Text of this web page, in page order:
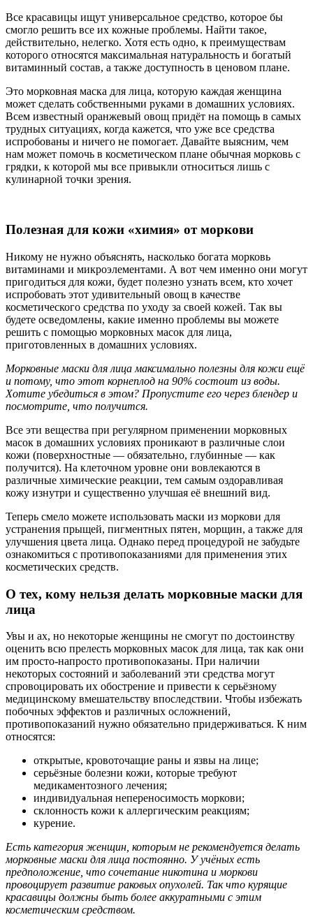
Все красавицы ищут универсальное средство, которое бы
смогло решить все их кожные проблемы. Найти такое,
действительно, нелегко. Хотя есть одно, к преимуществам
которого относятся максимальная натуральность и богатый
витаминный состав, а также доступность в ценовом плане.
Это морковная маска для лица, которую каждая женщина
может сделать собственными руками в домашних условиях.
Всем известный оранжевый овощ придёт на помощь в самых
трудных ситуациях, когда кажется, что уже все средства
испробованы и ничего не помогает. Давайте выясним, чем
нам может помочь в косметическом плане обычная морковь с
грядки, к которой мы все привыкли относиться лишь с
кулинарной точки зрения.
Полезная для кожи «химия» от моркови
Никому не нужно объяснять, насколько богата морковь
витаминами и микроэлементами. А вот чем именно они могут
пригодиться для кожи, будет полезно узнать всем, кто хочет
испробовать этот удивительный овощ в качестве
косметического средства по уходу за своей кожей. Так вы
будете осведомлены, какие именно проблемы вы можете
решить с помощью морковных масок для лица,
приготовленных в домашних условиях.
Морковные маски для лица максимально полезны для кожи ещё
и потому, что этот корнеплод на 90% состоит из воды.
Хотите убедиться в этом? Пропустите его через блендер и
посмотрите, что получится.
Все эти вещества при регулярном применении морковных
масок в домашних условиях проникают в различные слои
кожи (поверхностные — обязательно, глубинные — как
получится). На клеточном уровне они вовлекаются в
различные химические реакции, тем самым оздоравливая
кожу изнутри и существенно улучшая её внешний вид.
Теперь смело можете использовать маски из моркови для
устранения прыщей, пигментных пятен, морщин, а также для
улучшения цвета лица. Однако перед процедурой не забудьте
ознакомиться с противопоказаниями для применения этих
косметических средств.
О тех, кому нельзя делать морковные маски для
лица
Увы и ах, но некоторые женщины не смогут по достоинству
оценить всю прелесть морковных масок для лица, так как они
им просто-напросто противопоказаны. При наличии
некоторых состояний и заболеваний эти средства могут
спровоцировать их обострение и привести к серьёзному
медицинскому вмешательству впоследствии. Чтобы избежать
побочных эффектов и различных осложнений,
противопоказаний нужно обязательно придерживаться. К ним
относятся:
открытые, кровоточащие раны и язвы на лице;
серьёзные болезни кожи, которые требуют
медикаментозного лечения;
индивидуальная непереносимость моркови;
склонность кожи к аллергическим реакциям;
курение.
Есть категория женщин, которым не рекомендуется делать
морковные маски для лица постоянно. У учёных есть
предположение, что сочетание никотина и моркови
провоцирует развитие раковых опухолей. Так что курящие
красавицы должны быть более аккуратными с этим
косметическим средством.